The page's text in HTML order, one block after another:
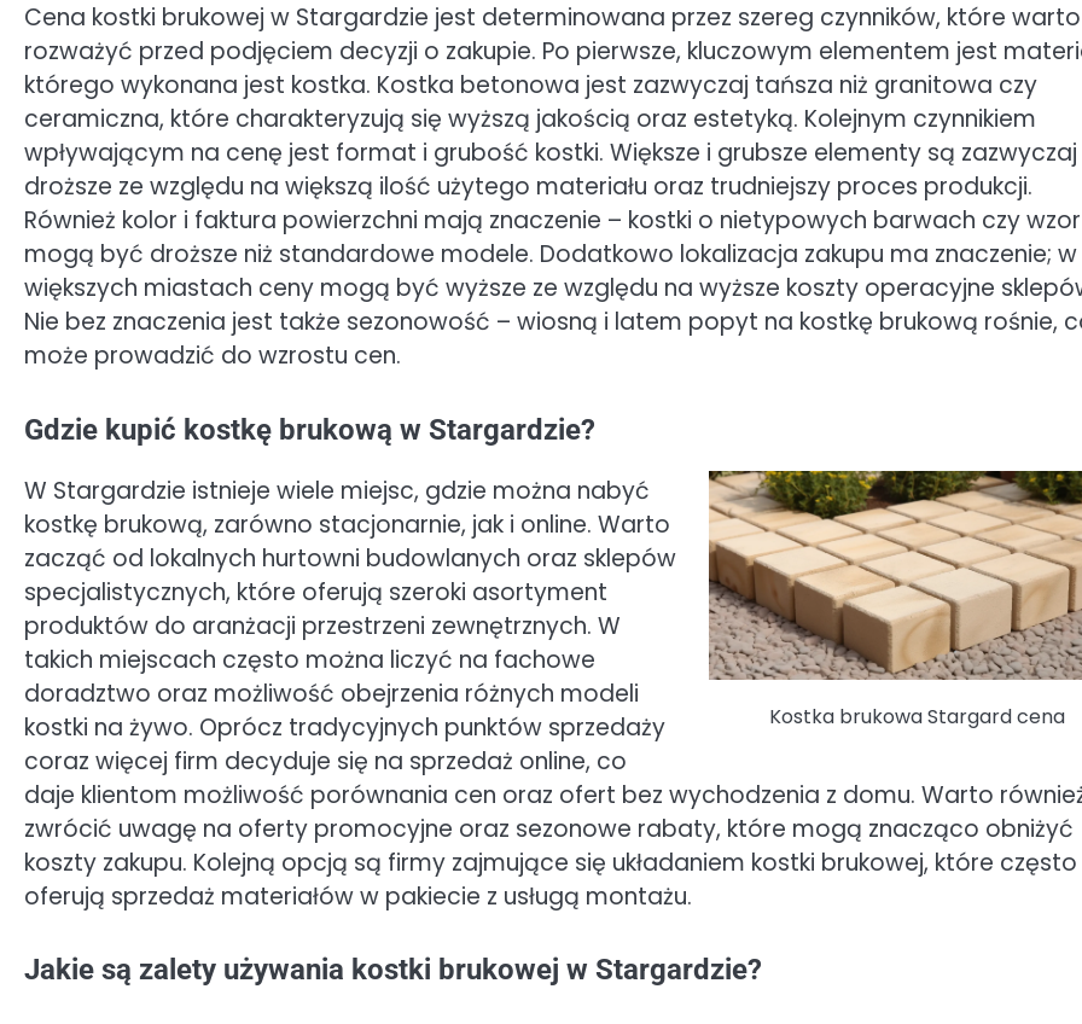
Cena kostki brukowej w Stargardzie jest determinowana przez szereg czynników, które warto
rozważyć przed podjęciem decyzji o zakupie. Po pierwsze, kluczowym elementem jest
którego wykonana jest kostka. Kostka betonowa jest zazwyczaj tańsza niż granitowa czy
ceramiczna, które charakteryzują się wyższą jakością oraz estetyką. Kolejnym czynnikiem
wpływającym na cenę jest format i grubość kostki. Większe i grubsze elementy są zazwyczaj
droższe ze względu na większą ilość użytego materiału oraz trudniejszy proces produkcji.
Również kolor i faktura powierzchni mają znaczenie – kostki o nietypowych barwach czy
mogą być droższe niż standardowe modele. Dodatkowo lokalizacja zakupu ma znaczenie; w
większych miastach ceny mogą być wyższe ze względu na wyższe koszty operacyjne
Nie bez znaczenia jest także sezonowość – wiosną i latem popyt na kostkę brukową rośnie,
może prowadzić do wzrostu cen.
Gdzie kupić kostkę brukową w Stargardzie?
Kostka brukowa Stargard cena
W Stargardzie istnieje wiele miejsc, gdzie można nabyć
kostkę brukową, zarówno stacjonarnie, jak i online. Warto
zacząć od lokalnych hurtowni budowlanych oraz sklepów
specjalistycznych, które oferują szeroki asortyment
produktów do aranżacji przestrzeni zewnętrznych. W
takich miejscach często można liczyć na fachowe
doradztwo oraz możliwość obejrzenia różnych modeli
kostki na żywo. Oprócz tradycyjnych punktów sprzedaży
coraz więcej firm decyduje się na sprzedaż online, co
daje klientom możliwość porównania cen oraz ofert bez wychodzenia z domu. Warto
zwrócić uwagę na oferty promocyjne oraz sezonowe rabaty, które mogą znacząco obniżyć
koszty zakupu. Kolejną opcją są firmy zajmujące się układaniem kostki brukowej, które często
oferują sprzedaż materiałów w pakiecie z usługą montażu.
Jakie są zalety używania kostki brukowej w Stargardzie?